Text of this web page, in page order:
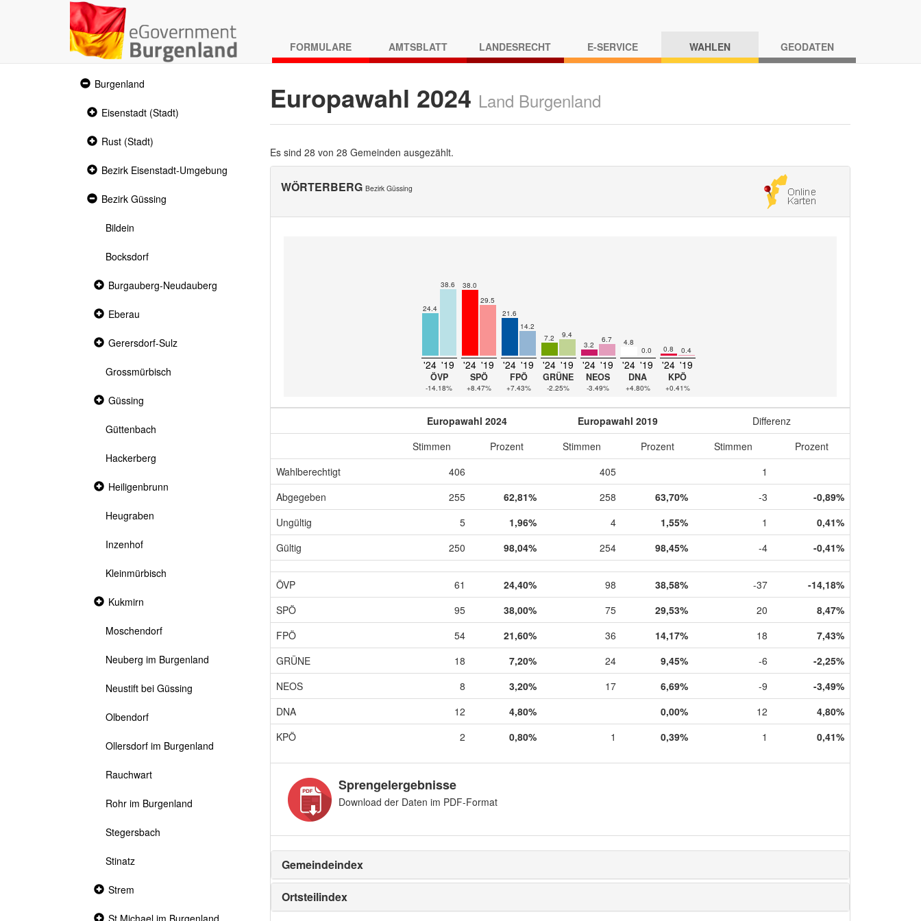
FORMULARE AMTSBLATT LANDESRECHT E-SERVICE WAHLEN GEODATEN
Expanded
section
Burgenland
Collapsed
Eisenstadt (Stadt)
Collapsed
section
Rust (Stadt)
Collapsed
Bezirk Eisenstadt-Umgebung
Expanded
Bezirk Güssing
Bildein
Bocksdorf
Collapsed
section
Burgauberg-Neudauberg
Collapsed
Eberau
Collapsed
Gerersdorf-Sulz
Grossmürbisch
Collapsed
Güssing
Güttenbach
Hackerberg
Collapsed
section
Heiligenbrunn
Heugraben
Inzenhof
Kleinmürbisch
Collapsed
Kukmirn
Moschendorf
Neuberg im Burgenland
Neustift bei Güssing
Olbendorf
Ollersdorf im Burgenland
Rauchwart
Rohr im Burgenland
Stegersbach
Stinatz
Collapsed
Strem
Collapsed
St.Michael im Burgenland
Europawahl 2024 Land Burgenland
Es sind 28 von 28 Gemeinden ausgezählt.
WÖRTERBERG Bezirk Güssing
24.4
38.6
'24 '19
ÖVP
-14.18%
38.0
29.5
'24 '19
SPÖ
+8.47%
21.6
14.2
'24 '19
FPÖ
+7.43%
7.2 9.4
'24 '19
GRÜNE
-2.25%
3.2
6.7
'24 '19
NEOS
-3.49%
4.8
0.0
'24 '19
DNA
+4.80%
0.8 0.4
'24 '19
KPÖ
+0.41%
Europawahl 2024 Europawahl 2019
Differenz
Stimmen
Prozent Stimmen Prozent Stimmen
Prozent
Wahlberechtigt
406 405
1
Abgegeben
255 62,81% 258 63,70% -3
-0,89%
Ungültig
5 1,96% 4 1,55% 1
0,41%
Gültig
250 98,04% 254 98,45% -4 -0,41%
ÖVP 61 24,40% 98 38,58% -37
-14,18%
SPÖ
95 38,00% 75 29,53% 20
8,47%
FPÖ
54 21,60% 36 14,17% 18
7,43%
GRÜNE
18 7,20% 24 9,45% -6
-2,25%
NEOS
8 3,20% 17 6,69% -9
-3,49%
DNA
12 4,80% 0,00% 12
4,80%
KPÖ
2 0,80% 1 0,39% 1 0,41%
Sprengelergebnisse
Download der Daten im PDF-Format
Gemeindeindex
Ortsteilindex